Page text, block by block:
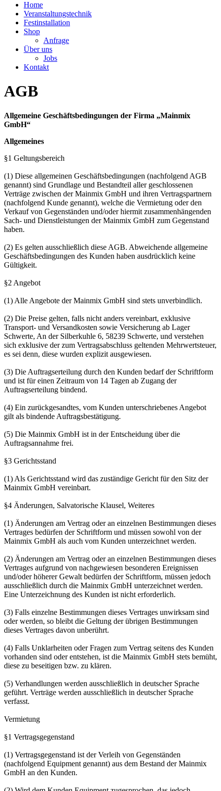
Home
Veranstaltungstechnik
Festinstallation
Shop
Anfrage
Über uns
Jobs
Kontakt
AGB
Allgemeine Geschäftsbedingungen der Firma „Mainmix
GmbH“
Allgemeines
§1 Geltungsbereich
(1) Diese allgemeinen Geschäftsbedingungen (nachfolgend AGB
genannt) sind Grundlage und Bestandteil aller geschlossenen
Verträge zwischen der Mainmix GmbH und ihren Vertragspartnern
(nachfolgend Kunde genannt), welche die Vermietung oder den
Verkauf von Gegenständen und/oder hiermit zusammenhängenden
Sach- und Dienstleistungen der Mainmix GmbH zum Gegenstand
haben.
(2) Es gelten ausschließlich diese AGB. Abweichende allgemeine
Geschäftsbedingungen des Kunden haben ausdrücklich keine
Gültigkeit.
§2 Angebot
(1) Alle Angebote der Mainmix GmbH sind stets unverbindlich.
(2) Die Preise gelten, falls nicht anders vereinbart, exklusive
Transport- und Versandkosten sowie Versicherung ab Lager
Schwerte, An der Silberkuhle 6, 58239 Schwerte, und verstehen
sich exklusive der zum Vertragsabschluss geltenden Mehrwertsteuer,
es sei denn, diese wurden explizit ausgewiesen.
(3) Die Auftragserteilung durch den Kunden bedarf der Schriftform
und ist für einen Zeitraum von 14 Tagen ab Zugang der
Auftragserteilung bindend.
(4) Ein zurückgesandtes, vom Kunden unterschriebenes Angebot
gilt als bindende Auftragsbestätigung.
(5) Die Mainmix GmbH ist in der Entscheidung über die
Auftragsannahme frei.
§3 Gerichtsstand
(1) Als Gerichtsstand wird das zuständige Gericht für den Sitz der
Mainmix GmbH vereinbart.
§4 Änderungen, Salvatorische Klausel, Weiteres
(1) Änderungen am Vertrag oder an einzelnen Bestimmungen dieses
Vertrages bedürfen der Schriftform und müssen sowohl von der
Mainmix GmbH als auch vom Kunden unterzeichnet werden.
(2) Änderungen am Vertrag oder an einzelnen Bestimmungen dieses
Vertrages aufgrund von nachgewiesen besonderen Ereignissen
und/oder höherer Gewalt bedürfen der Schriftform, müssen jedoch
ausschließlich durch die Mainmix GmbH unterzeichnet werden.
Eine Unterzeichnung des Kunden ist nicht erforderlich.
(3) Falls einzelne Bestimmungen dieses Vertrages unwirksam sind
oder werden, so bleibt die Geltung der übrigen Bestimmungen
dieses Vertrages davon unberührt.
(4) Falls Unklarheiten oder Fragen zum Vertrag seitens des Kunden
vorhanden sind oder entstehen, ist die Mainmix GmbH stets bemüht,
diese zu beseitigen bzw. zu klären.
(5) Verhandlungen werden ausschließlich in deutscher Sprache
geführt. Verträge werden ausschließlich in deutscher Sprache
verfasst.
Vermietung
§1 Vertragsgegenstand
(1) Vertragsgegenstand ist der Verleih von Gegenständen
(nachfolgend Equipment genannt) aus dem Bestand der Mainmix
GmbH an den Kunden.